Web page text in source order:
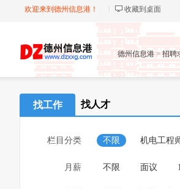
欢迎来到德州信息港！ 收藏到桌面
德州信息港 > 招聘
找工作 找人才
栏目分类 不限 机电工程
月薪 不限 面议